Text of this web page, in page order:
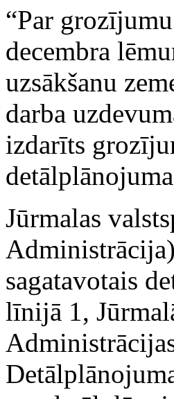
“Par
decembra
uzsākšanu
darba
izdarīts
Jūrmalas
sagatavotais
līnijā 1,